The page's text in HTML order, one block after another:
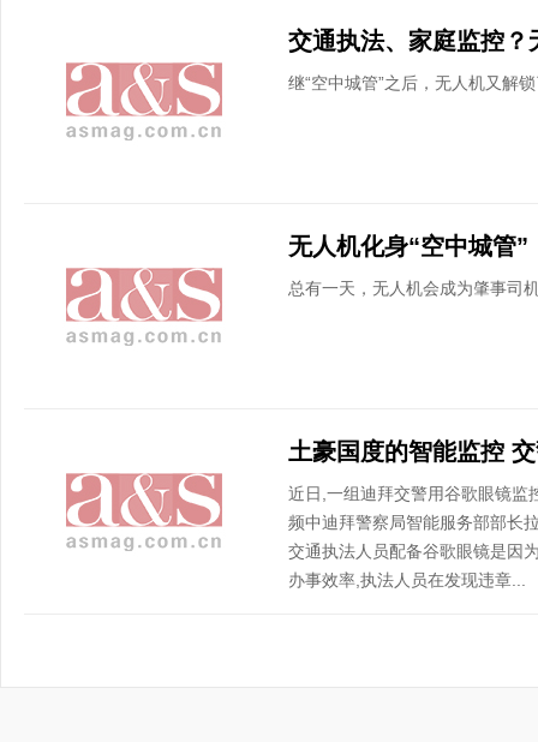
继“空中城管”之后，无人机又解
总有一天，无人机会成为肇事
近日,一组迪拜交警用谷歌眼镜监
频中迪拜警察局智能服务部部长
交通执法人员配备谷歌眼镜是因
办事效率,执法人员在发现违章...